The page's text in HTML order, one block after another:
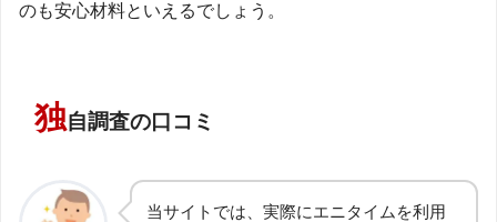
のも安心材料といえるでしょう。
独自調査の口コミ
当サイトでは、実際にエニタイムを利用